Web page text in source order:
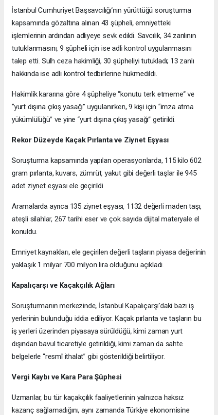
İstanbul Cumhuriyet Başsavcılığı’nın yürüttüğü soruşturma
kapsamında gözaltına alınan 43 şüpheli, emniyetteki
işlemlerinin ardından adliyeye sevk edildi. Savcılık, 34 zanlının
tutuklanmasını, 9 şüpheli için ise adli kontrol uygulanmasını
talep etti. Sulh ceza hakimliği, 30 şüpheliyi tutukladı; 13 zanlı
hakkında ise adli kontrol tedbirlerine hükmedildi.
Hakimlik kararına göre 4 şüpheliye “konutu terk etmeme” ve
“yurt dışına çıkış yasağı” uygulanırken, 9 kişi için “imza atma
yükümlülüğü” ve yine “yurt dışına çıkış yasağı” getirildi.
Rekor Düzeyde Kaçak Pırlanta ve Ziynet Eşyası
Soruşturma kapsamında yapılan operasyonlarda, 115 kilo 602
gram pırlanta, kuvars, zümrüt, yakut gibi değerli taşlar ile 945
adet ziynet eşyası ele geçirildi.
Aramalarda ayrıca 135 ziynet eşyası, 1132 değerli maden taşı,
ateşli silahlar, 267 tarihi eser ve çok sayıda dijital materyale el
konuldu.
Emniyet kaynakları, ele geçirilen değerli taşların piyasa değerinin
yaklaşık 1 milyar 700 milyon lira olduğunu açıkladı.
Kapalıçarşı ve Kaçakçılık Ağları
Soruşturmanın merkezinde, İstanbul Kapalıçarşı’daki bazı iş
yerlerinin bulunduğu iddia ediliyor. Kaçak pırlanta ve taşların bu
iş yerleri üzerinden piyasaya sürüldüğü, kimi zaman yurt
dışından bavul ticaretiyle getirildiği, kimi zaman da sahte
belgelerle “resmî ithalat” gibi gösterildiği belirtiliyor.
Vergi Kaybı ve Kara Para Şüphesi
Uzmanlar, bu tür kaçakçılık faaliyetlerinin yalnızca haksız
kazanç sağlamadığını, aynı zamanda Türkiye ekonomisine